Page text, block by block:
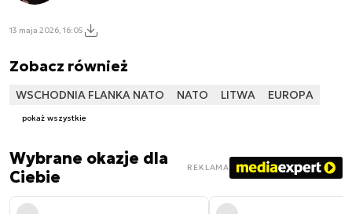
13 maja 2026, 16:05
Zobacz również
WSCHODNIA FLANKA NATO NATO LITWA EUROPA
pokaż wszystkie
Wybrane okazje dla
Ciebie
REKLAMA